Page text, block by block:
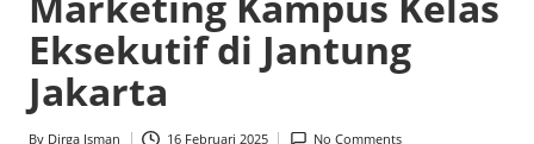
r
m
a
Eksekutif di Jantung
Jakarta
By Dirga Isman 16 Februari 2025 No Comments